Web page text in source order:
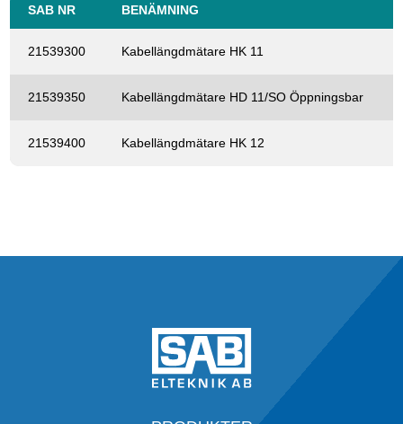
SAB NR BENÄMNING
21539300 Kabellängdmätare HK 11
21539350 Kabellängdmätare HD 11/SO Öppningsbar
21539400 Kabellängdmätare HK 12